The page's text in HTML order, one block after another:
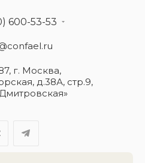
600-53-53
г. Москва,
д.38А, стр.9,